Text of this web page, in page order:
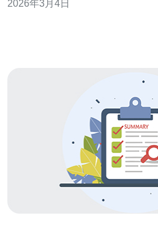
SLA、全面DDoS防护和现场技术
2026年3月4日